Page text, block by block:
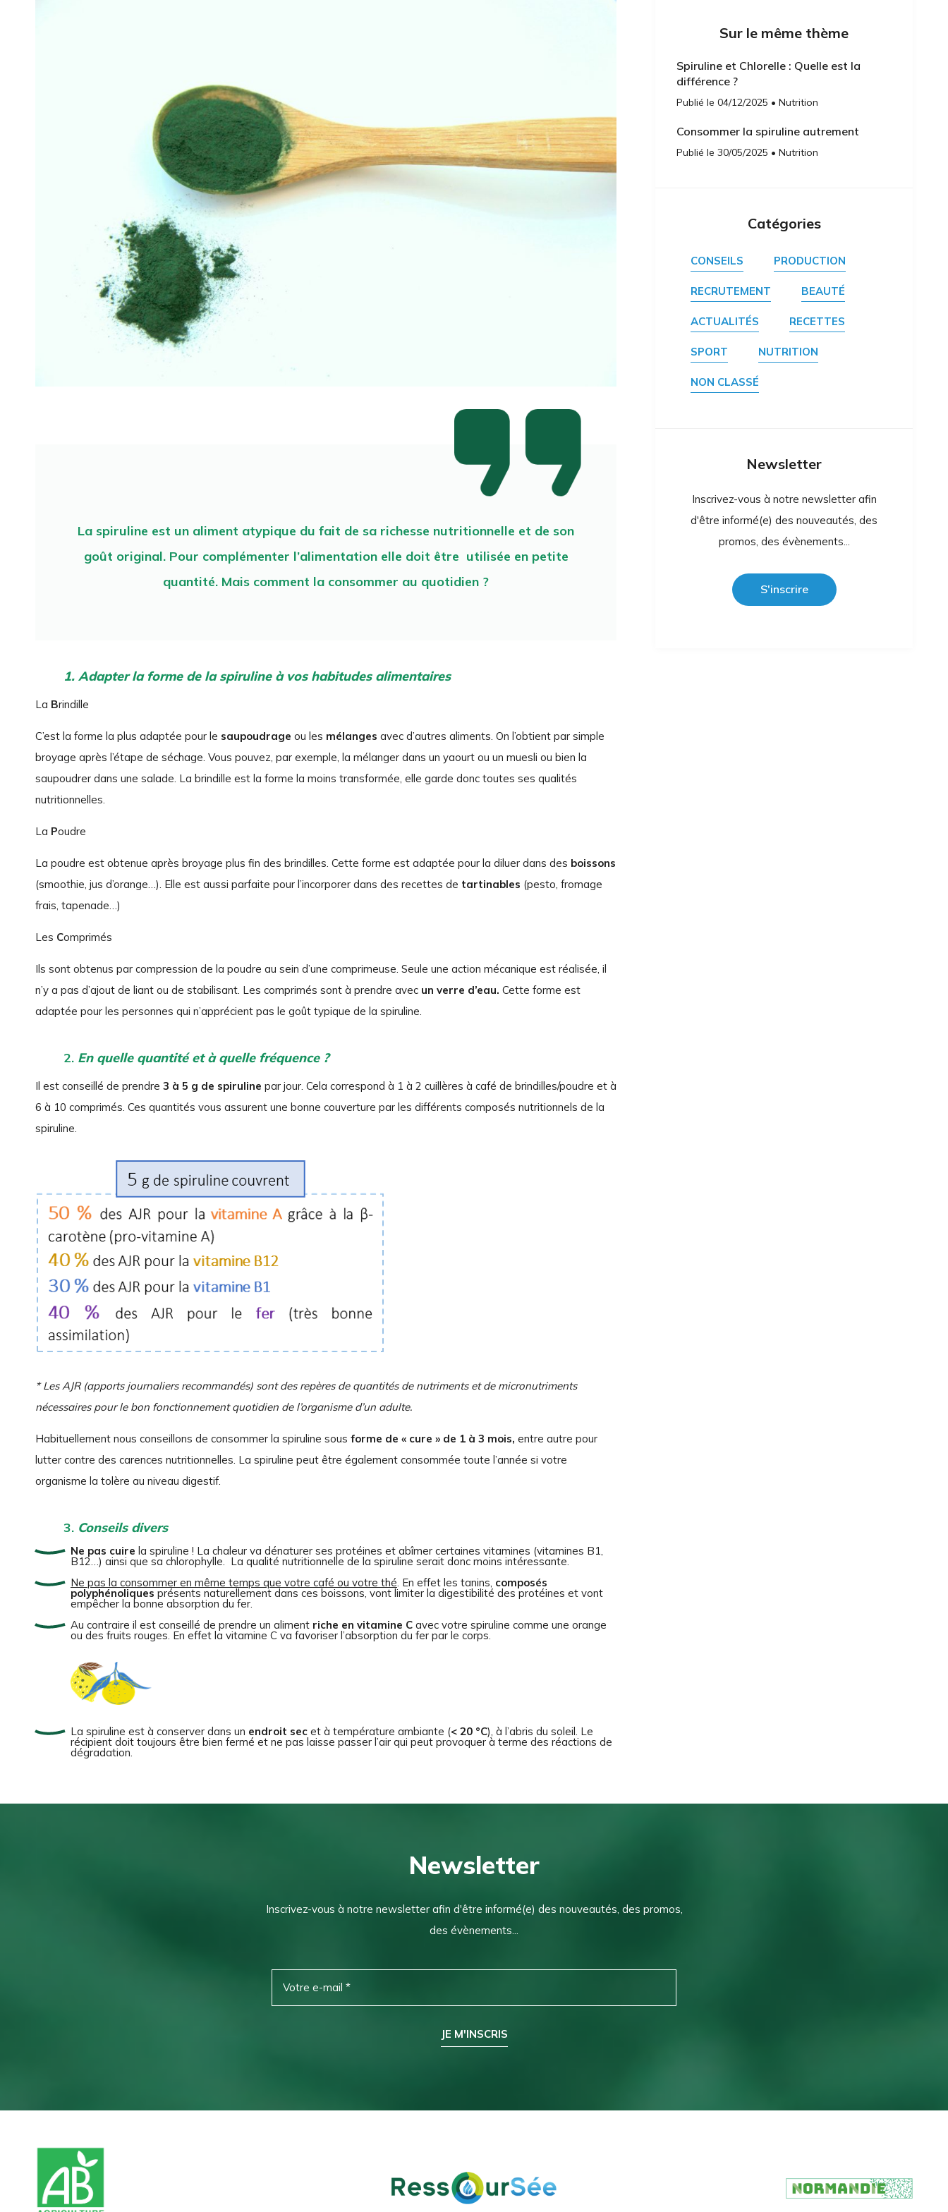
La spiruline est un aliment atypique du fait de sa richesse nutritionnelle et de son
goût original. Pour complémenter l’alimentation elle doit être utilisée en petite
quantité. Mais comment la consommer au quotidien ?
1. Adapter la forme de la spiruline à vos habitudes alimentaires
La Brindille
C’est la forme la plus adaptée pour le saupoudrage ou les mélanges avec d’autres aliments. On l’obtient par simple
broyage après l’étape de séchage. Vous pouvez, par exemple, la mélanger dans un yaourt ou un muesli ou bien la
saupoudrer dans une salade. La brindille est la forme la moins transformée, elle garde donc toutes ses qualités
nutritionnelles.
La Poudre
La poudre est obtenue après broyage plus fin des brindilles. Cette forme est adaptée pour la diluer dans des boissons
(smoothie, jus d’orange…). Elle est aussi parfaite pour l’incorporer dans des recettes de tartinables (pesto, fromage
frais, tapenade…)
Les Comprimés
Ils sont obtenus par compression de la poudre au sein d’une comprimeuse. Seule une action mécanique est réalisée, il
n’y a pas d’ajout de liant ou de stabilisant. Les comprimés sont à prendre avec un verre d’eau. Cette forme est
adaptée pour les personnes qui n’apprécient pas le goût typique de la spiruline.
2. En quelle quantité et à quelle fréquence ?
Il est conseillé de prendre 3 à 5 g de spiruline par jour. Cela correspond à 1 à 2 cuillères à café de brindilles/poudre et à
6 à 10 comprimés. Ces quantités vous assurent une bonne couverture par les différents composés nutritionnels de la
spiruline.
* Les AJR (apports journaliers recommandés) sont des repères de quantités de nutriments et de micronutriments
nécessaires pour le bon fonctionnement quotidien de l’organisme d’un adulte.
Habituellement nous conseillons de consommer la spiruline sous forme de « cure » de 1 à 3 mois, entre autre pour
lutter contre des carences nutritionnelles. La spiruline peut être également consommée toute l’année si votre
organisme la tolère au niveau digestif.
3. Conseils divers
Ne pas cuire la spiruline ! La chaleur va dénaturer ses protéines et abîmer certaines vitamines (vitamines B1,
B12…) ainsi que sa chlorophylle. La qualité nutritionnelle de la spiruline serait donc moins intéressante.
Ne pas la consommer en même temps que votre café ou votre thé. En effet les tanins, composés
polyphénoliques présents naturellement dans ces boissons, vont limiter la digestibilité des protéines et vont
empêcher la bonne absorption du fer.
Au contraire il est conseillé de prendre un aliment riche en vitamine C avec votre spiruline comme une orange
ou des fruits rouges. En effet la vitamine C va favoriser l’absorption du fer par le corps.
La spiruline est à conserver dans un endroit sec et à température ambiante (< 20 °C), à l’abris du soleil. Le
récipient doit toujours être bien fermé et ne pas laisse passer l’air qui peut provoquer à terme des réactions de
dégradation.
Sur le même thème
Spiruline et Chlorelle : Quelle est la
différence ?
Publié le 04/12/2025 • Nutrition
Consommer la spiruline autrement
Publié le 30/05/2025 • Nutrition
Catégories
CONSEILS PRODUCTION
RECRUTEMENT BEAUTÉ
ACTUALITÉS RECETTES
SPORT NUTRITION
NON CLASSÉ
Newsletter
Inscrivez-vous à notre newsletter afin
d'être informé(e) des nouveautés, des
promos, des évènements...
S'inscrire
Newsletter
Inscrivez-vous à notre newsletter afin d'être informé(e) des nouveautés, des promos,
des évènements...